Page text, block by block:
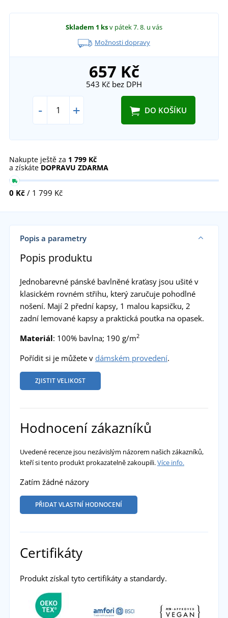
Skladem 1 ksv pátek 7. 8. u vás
Možnosti dopravy
657 Kč
543 Kč bez DPH
- + DO KOŠÍKU
Nakupte ještě za 1 799 Kč
a získáte DOPRAVU ZDARMA
0 Kč / 1 799 Kč
Popis a parametry
Popis produktu
Jednobarevné pánské bavlněné kraťasy jsou ušité v
klasickém rovném střihu, který zaručuje pohodlné
nošení. Mají 2 přední kapsy, 1 malou kapsičku, 2
zadní lemované kapsy a praktická poutka na opasek.
Materiál: 100% bavlna; 190 g/m2
Pořídit si je můžete v dámském provedení.
ZJISTIT VELIKOST
Hodnocení zákazníků
Uvedené recenze jsou nezávislým názorem našich zákazníků,
kteří si tento produkt prokazatelně zakoupili.Více info.
Zatím žádné názory
PŘIDAT VLASTNÍ HODNOCENÍ
Certifikáty
Produkt získal tyto certifikáty a standardy.